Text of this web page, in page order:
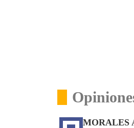
MORALES